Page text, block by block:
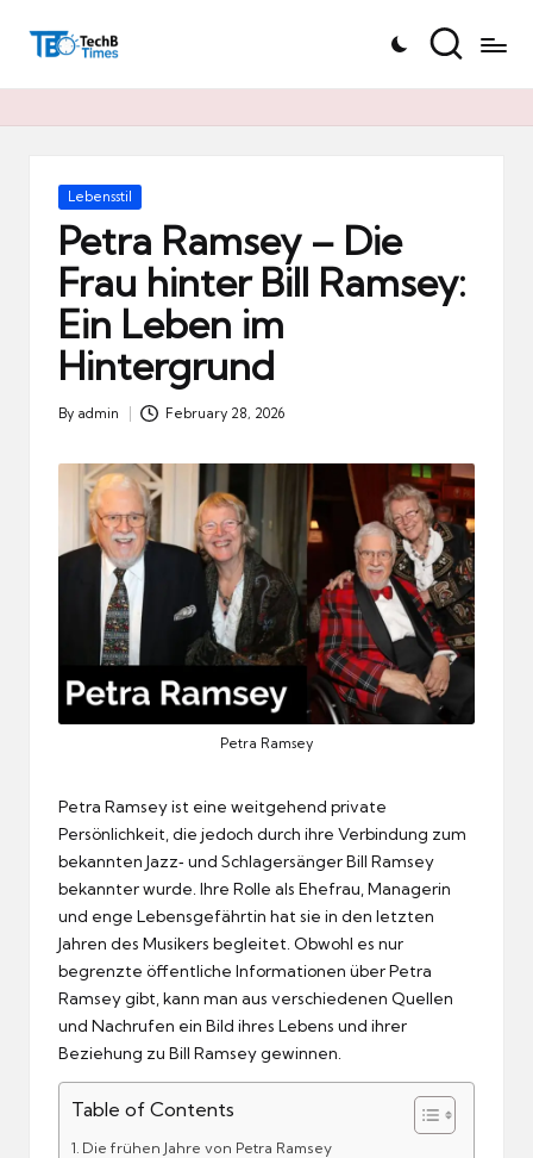
T
h
Posted
Lebensstil
Petra Ramsey – Die
Frau hinter Bill Ramsey:
Ein Leben im
Hintergrund
Posted
By admin February 28, 2026
Petra Ramsey
Petra Ramsey ist eine weitgehend private
Persönlichkeit, die jedoch durch ihre Verbindung zum
bekannten Jazz‑ und Schlagersänger Bill Ramsey
bekannter wurde. Ihre Rolle als Ehefrau, Managerin
und enge Lebensgefährtin hat sie in den letzten
Jahren des Musikers begleitet. Obwohl es nur
begrenzte öffentliche Informationen über Petra
Ramsey gibt, kann man aus verschiedenen Quellen
und Nachrufen ein Bild ihres Lebens und ihrer
Beziehung zu Bill Ramsey gewinnen.
Table of Contents
Die frühen Jahre von Petra Ramsey